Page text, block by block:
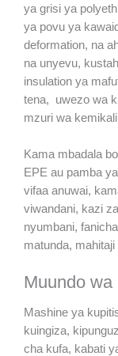
ya grisi ya
ya povu ya
deformation, na
na unyevu,
insulation ya
tena, uwezo wa
mzuri wa
Kama mbadala
EPE au pamba
vifaa anuwai,
viwandani, kazi
nyumbani,
matunda,
Muundo
Mashine ya
kuingiza,
cha kufa, kabati